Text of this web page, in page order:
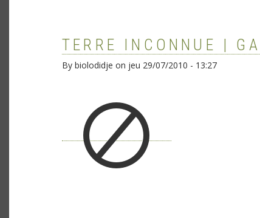
TERRE INCONNUE |
By biolodidje on jeu 29/07/2010 - 13:27